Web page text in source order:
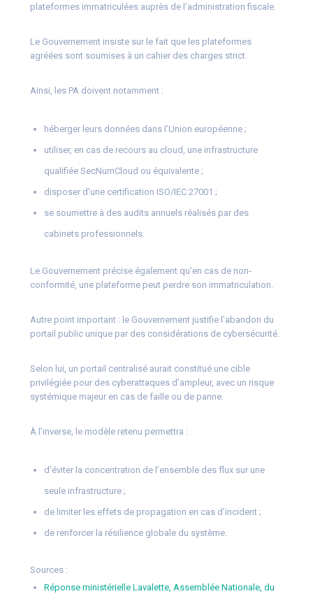
plateformes immatriculées auprès de l’administration fiscale.
Le Gouvernement insiste sur le fait que les plateformes
agréées sont soumises à un cahier des charges strict.
Ainsi, les PA doivent notamment :
héberger leurs données dans l’Union européenne ;
utiliser, en cas de recours au cloud, une infrastructure
qualifiée SecNumCloud ou équivalente ;
disposer d’une certification ISO/IEC 27001 ;
se soumettre à des audits annuels réalisés par des
cabinets professionnels.
Le Gouvernement précise également qu’en cas de non-
conformité, une plateforme peut perdre son immatriculation.
Autre point important : le Gouvernement justifie l’abandon du
portail public unique par des considérations de cybersécurité.
Selon lui, un portail centralisé aurait constitué une cible
privilégiée pour des cyberattaques d’ampleur, avec un risque
systémique majeur en cas de faille ou de panne.
À l’inverse, le modèle retenu permettra :
d’éviter la concentration de l’ensemble des flux sur une
seule infrastructure ;
de limiter les effets de propagation en cas d’incident ;
de renforcer la résilience globale du système.
Sources :
Réponse ministérielle Lavalette, Assemblée Nationale, du